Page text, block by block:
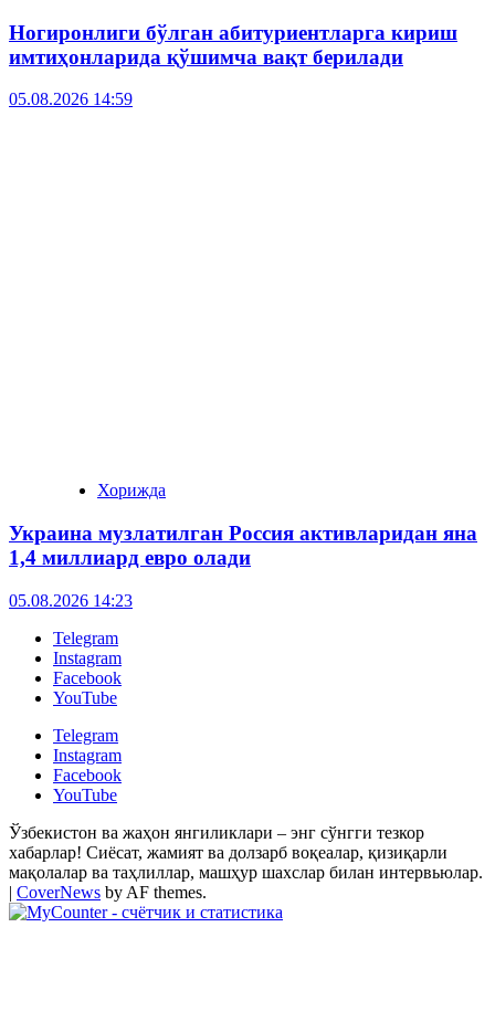
Ногиронлиги бўлган абитуриентларга кириш
имтиҳонларида қўшимча вақт берилади
05.08.2026 14:59
Хорижда
Украина музлатилган Россия активларидан яна
1,4 миллиард евро олади
05.08.2026 14:23
Telegram
Instagram
Facebook
YouTube
Telegram
Instagram
Facebook
YouTube
Ўзбекистон ва жаҳон янгиликлари – энг сўнгги тезкор
хабарлар! Сиёсат, жамият ва долзарб воқеалар, қизиқарли
мақолалар ва таҳлиллар, машҳур шахслар билан интервьюлар.
| CoverNews by AF themes.